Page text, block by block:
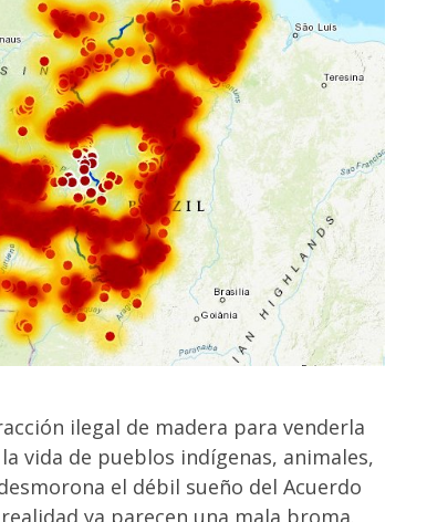
ilegal de madera para venderla
vida de pueblos indígenas, animales,
el débil sueño del Acuerdo